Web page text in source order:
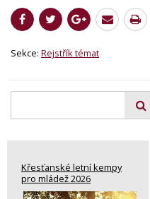
Sekce: Rejstřík témat
Křesťanské letní kempy
pro mládež 2026